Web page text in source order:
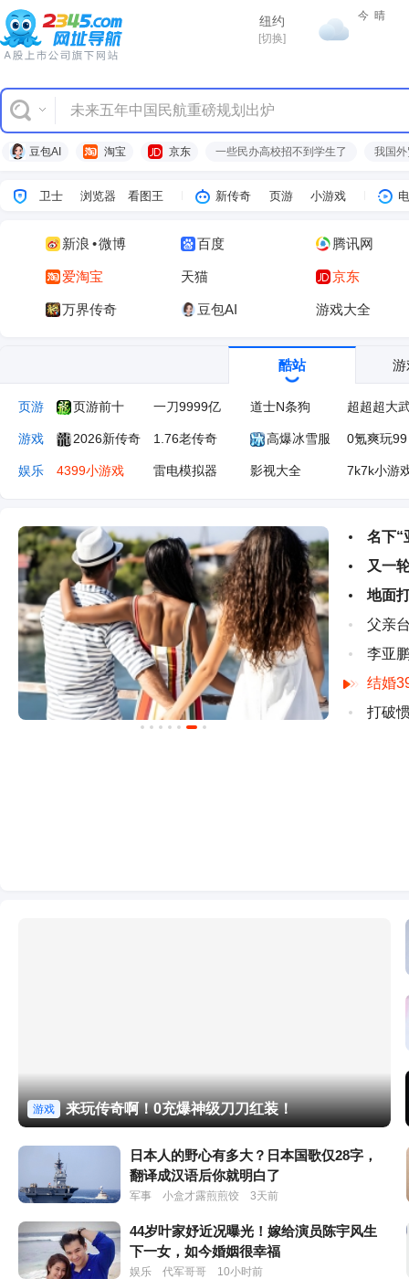
热点
纽约
[切换]
今 晴
胡彦斌获《歌手2026》歌王
豆包AI 淘宝 京东 一些民办高校招不到学生了 我国
卫士 浏览器 看图王 新传奇 页游 小游戏
新浪 •微博 百度 腾讯网
爱淘宝 天猫 京东
万界传奇 豆包AI 游戏大全
酷站 游
页游 页游前十 一刀9999亿 道士N条狗 超超超大
游戏 2026新传奇 1.76老传奇 高爆冰雪服 0氪爽玩99
娱乐 4399小游戏 雷电模拟器 影视大全 7k7k小游
汽车 懂车帝 汽车之家 百度有驾 太平洋汽
生活 小红书 AI导航 微信网页版 游戏大全
名下“
又一
地面
父亲
李亚
结婚
打破
游戏 来玩传奇啊！0充爆神级刀刀红装！
日本人的野心有多大？日本国歌仅28字，
翻译成汉语后你就明白了
军事 小盒才露煎煎饺 3天前
44岁叶家妤近况曝光！嫁给演员陈宇风生
下一女，如今婚姻很幸福
娱乐 代军哥哥 10小时前